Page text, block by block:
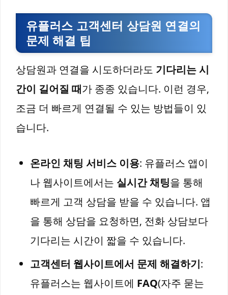
유플러스 고객센터 상담원 연결의
문제 해결 팁
상담원과 연결을 시도하더라도 기다리는 시
간이 길어질 때가 종종 있습니다. 이런 경우,
조금 더 빠르게 연결될 수 있는 방법들이 있
습니다.
온라인 채팅 서비스 이용: 유플러스 앱이
나 웹사이트에서는 실시간 채팅을 통해
빠르게 고객 상담을 받을 수 있습니다. 앱
을 통해 상담을 요청하면, 전화 상담보다
기다리는 시간이 짧을 수 있습니다.
고객센터 웹사이트에서 문제 해결하기:
유플러스는 웹사이트에 FAQ(자주 묻는